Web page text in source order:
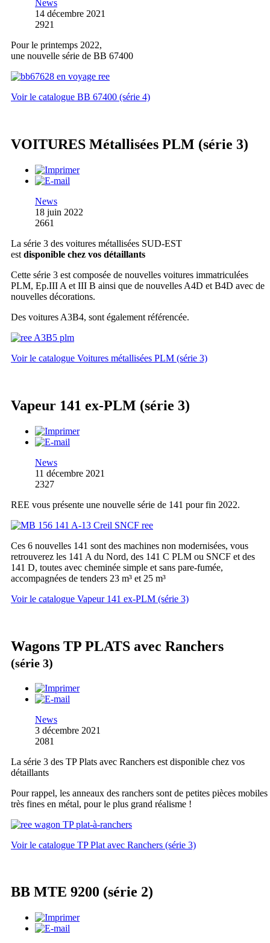
News
14 décembre 2021
2921
Pour le printemps 2022,
une nouvelle série de BB 67400
Voir le catalogue BB 67400 (série 4)
VOITURES Métallisées PLM (série 3)
News
18 juin 2022
2661
La série 3 des voitures métallisées SUD-EST
est disponible chez vos détaillants
Cette série 3 est composée de nouvelles voitures immatriculées
PLM, Ep.III A et III B ainsi que de nouvelles A4D et B4D avec de
nouvelles décorations.
Des voitures A3B4, sont également référencée.
Voir le catalogue Voitures métallisées PLM (série 3)
Vapeur 141 ex-PLM (série 3)
News
11 décembre 2021
2327
REE vous présente une nouvelle série de 141 pour fin 2022.
Ces 6 nouvelles 141 sont des machines non modernisées, vous
retrouverez les 141 A du Nord, des 141 C PLM ou SNCF et des
141 D, toutes avec cheminée simple et sans pare-fumée,
accompagnées de tenders 23 m³ et 25 m³
Voir le catalogue Vapeur 141 ex-PLM (série 3)
Wagons TP PLATS avec Ranchers
(série 3)
News
3 décembre 2021
2081
La série 3 des TP Plats avec Ranchers est disponible chez vos
détaillants
Pour rappel, les anneaux des ranchers sont de petites pièces mobiles
très fines en métal, pour le plus grand réalisme !
Voir le catalogue TP Plat avec Ranchers (série 3)
BB MTE 9200 (série 2)